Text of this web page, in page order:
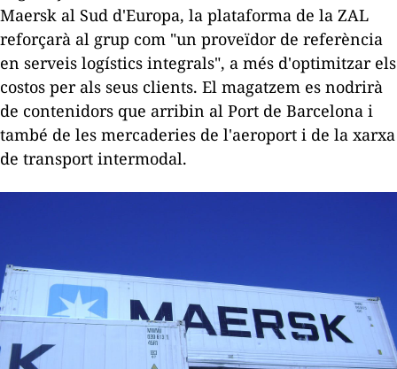
Maersk al Sud d'Europa, la plataforma de la ZAL
reforçarà al grup com "un proveïdor de referència
en serveis logístics integrals", a més d'optimitzar els
costos per als seus clients. El magatzem es nodrirà
de contenidors que arribin al Port de Barcelona i
també de les mercaderies de l'aeroport i de la xarxa
de transport intermodal.